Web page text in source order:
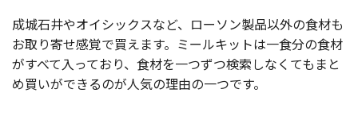
成城石井やオイシックスなど、ローソン製品以外の食材も
お取り寄せ感覚で買えます。ミールキットは一食分の食材
がすべて入っており、食材を一つずつ検索しなくてもまと
め買いができるのが人気の理由の一つです。